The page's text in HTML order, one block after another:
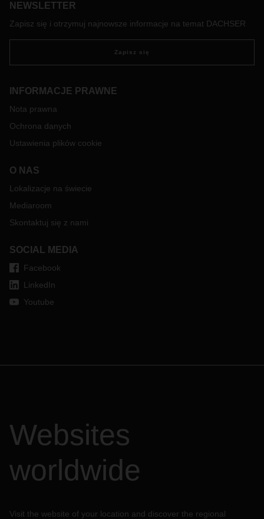
codziennej logistyce z wciąż rozwijającą się technologią
NEWSLETTER
Zapisz się i otrzymuj najnowsze informacje na temat DACHSER
Zapisz się
INFORMACJE PRAWNE
Nota prawna
Ochrona danych
Ustawienia plików cookie
O NAS
Lokalizacje na świecie
Mediaroom
Skontaktuj się z nami
SOCIAL MEDIA
Facebook
LinkedIn
Youtube
Websites
worldwide
Visit the website of your location and discover the regional